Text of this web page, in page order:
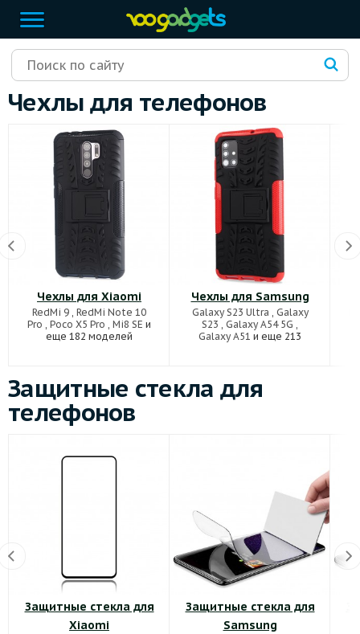
Чехлы для телефонов
Чехлы для Xiaomi
RedMi 9 , RedMi Note 10
Pro , Poco X5 Pro , Mi8 SE и
еще 182 моделей
Чехлы для Samsung
Galaxy S23 Ultra , Galaxy
S23 , Galaxy A54 5G ,
Galaxy A51 и еще 213
Защитные стекла для
телефонов
Защитные стекла для
Xiaomi
Защитные стекла для
Samsung